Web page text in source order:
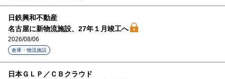
日鉄興和不動産
名古屋に新物流施設、27年１月竣工へ
2026/08/06
倉庫・物流施設
日本ＧＬＰ／ＣＢクラウド